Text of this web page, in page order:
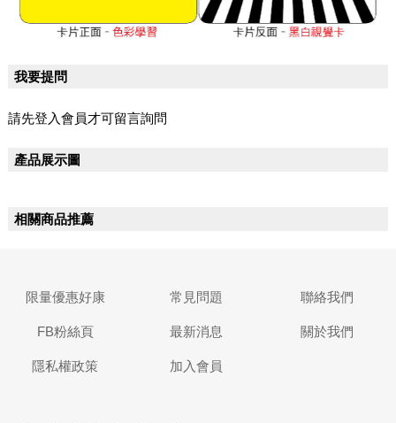
我要提問
請先登入會員才可留言詢問
產品展示圖
相關商品推薦
限量優惠好康 常見問題 聯絡我們
FB粉絲頁 最新消息 關於我們
隱私權政策 加入會員